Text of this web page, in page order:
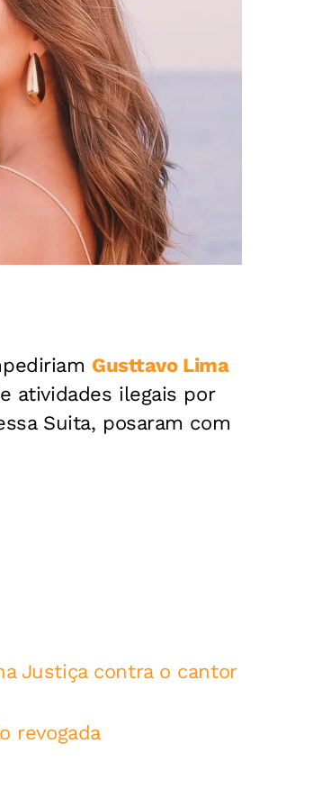
Gusttavo Lima
atividades ilegais por
Suita, posaram com
Justiça contra o cantor
revogada